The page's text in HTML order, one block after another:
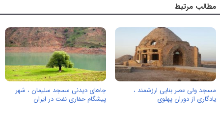
مطالب مرتبط
مسجد ولی عصر بنایی ارزشمند ،
یادگاری از دوران پهلوی
جاهای دیدنی مسجد سلیمان ، شهر
پیشگام حفاری نفت در ایران